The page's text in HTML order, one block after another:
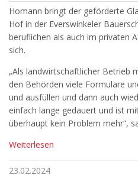
Homann bringt der geförderte
Hof in der Everswinkeler
beruflichen als auch im privaten
sich.
„Als landwirtschaftlicher Betrieb
den Behörden viele Formulare
und ausfüllen und dann auch
einfach lange gedauert und ist
überhaupt kein Problem mehr“,
Weiterlesen
23.02.2024